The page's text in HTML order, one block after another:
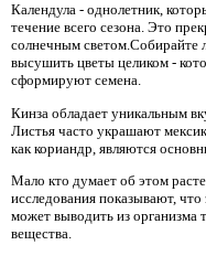
Календула - однолетник,
течение всего сезона. Это
солнечным светом.Собирайте
высушить цветы целиком -
сформируют семена.
Кинза обладает уникальным
Листья часто украшают
как кориандр, являются
Мало кто думает об этом
исследования показывают,
может выводить из организма
вещества.